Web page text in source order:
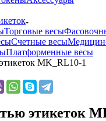
Торговые весы
Счетные весы
Платформенные весы
MK_RL10-1
этикеток